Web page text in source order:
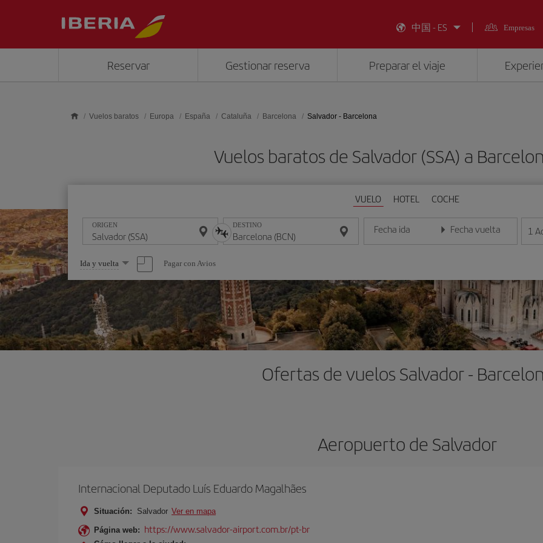
中国 - ES
Empresas
Reservar Gestionar reserva Preparar el viaje
Vuelos baratos Europa España Cataluña Barcelona Salvador - Barcelona
Vuelos baratos de Salvador (SSA) a
VUELO HOTEL COCHE
ORIGEN DESTINO Fecha ida
Introduce la fecha en formato día/mes/año
Fecha vuelta
Introduce la fecha en 1
Seleccione
una
opción
Ida y vuelta Pagar con Avios
Ofertas de vuelos Salvador -
Aeropuerto de Salvador
Internacional Deputado Luís Eduardo Magalhães
Situación: Salvador Ver en mapa
Página web: https://www.salvador-airport.com.br/pt-br